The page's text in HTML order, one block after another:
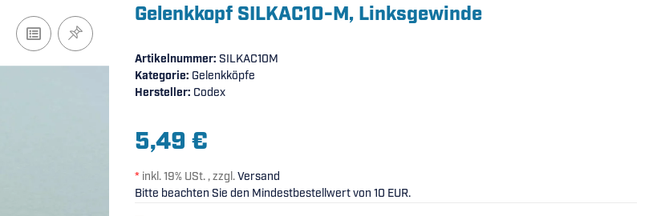
Gelenkkopf SILKAC10-M, Linksgewinde
Artikelnummer: SILKAC10M
Kategorie: Gelenkköpfe
Hersteller: Codex
5,49 €
* inkl. 19% USt. , zzgl.Versand
Bitte beachten Sie den Mindestbestellwert von 10 EUR.